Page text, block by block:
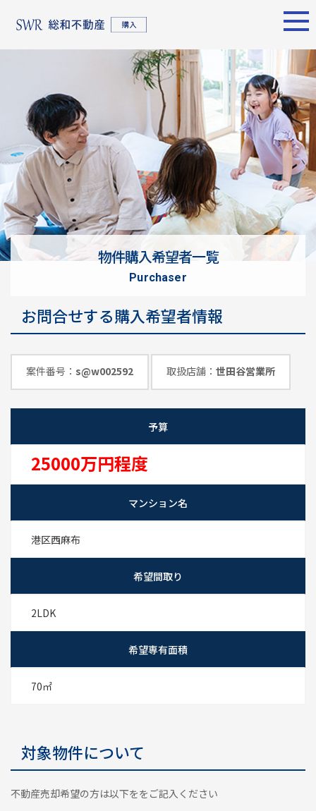
名古屋エリア
物件検索
物件一覧
東京エリア
物件検索
物件一覧
エリア別
名古屋エリア
不動産売却
について
購入希望者
情報一覧
について
購入希望者
情報一覧
売却サポート
シーンごとの売却
売り方のメリット・デメ
リット
買い替えの流れ
売却実績
戸建てを高く売るための
土地を高く売るためのポ
めのポイント
物件購入希望者一覧
purchaser
お問合せする購入希望者情報
案件番号： s@w002592 取扱店舗： 世田谷営業所
予算
25000万円程度
マンション名
港区西麻布
希望間取り
2LDK
希望専有面積
70㎡
対象物件について
不動産売却希望の方は以下ををご記入ください